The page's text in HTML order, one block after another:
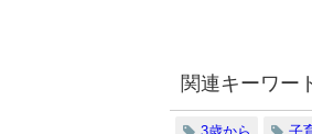
関連キーワー
3歳から 子